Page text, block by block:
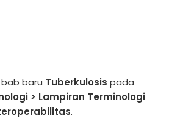
baru Tuberkulosis pada
> Lampiran Terminologi
.